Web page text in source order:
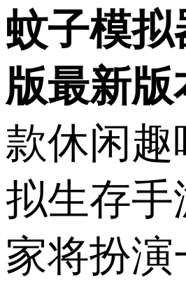
蚊子模拟
版最新版
款休闲趣
拟生存手
家将扮演